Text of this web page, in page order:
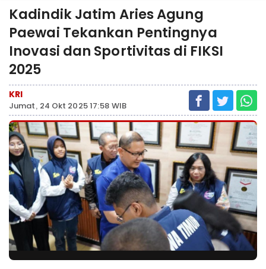
Kadindik Jatim Aries Agung
Paewai Tekankan Pentingnya
Inovasi dan Sportivitas di FIKSI
2025
KRI
Jumat, 24 Okt 2025 17:58 WIB